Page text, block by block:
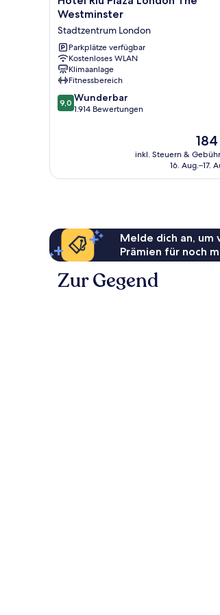
Riu
London
The
Westminster
Stadtzentrum
London
Westminster
Stadtzentrum London
Parkplätze verfügbar
Kostenloses WLAN
Klimaanlage
Fitnessbereich
9.0
von
9,0 Wunderbar
1.914 Bewertungen
Der
Preis
inkl. Steuern &
16. Aug.–17.
Melde dich an,
Prämien für noch
Zur Gegend